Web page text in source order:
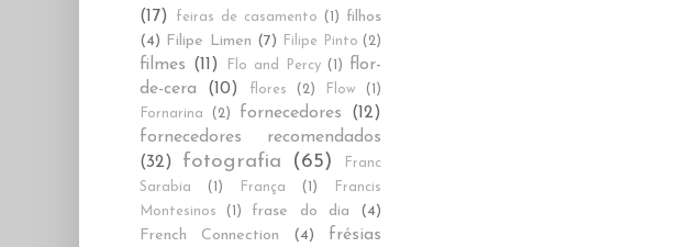
(17)
feiras de casamento (1)
filhos
(4) Filipe Limen (7) Filipe Pinto (2)
filmes (11) Flo and Percy (1)
flor-
de-cera
(10) flores (2) Flow
(1)
Fornarina
(2) fornecedores
(12)
fornecedores recomendados
(32)
fotografia (65)
Franc
Sarabia
(1) França (1)
Francis
Montesinos
(1) frase do dia
(4)
French Connection
(4) frésias